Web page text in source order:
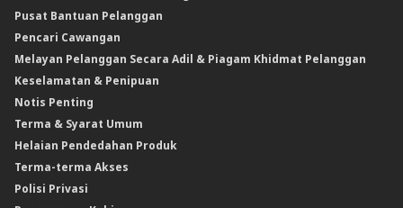
Instrumen Boleh Niaga Islam (INI)
Produk Berstruktur
Produk Berstruktur Islam
Skim Persaraan Swasta (PRS)
Clicks Trader
Instrumen Deposit Boleh Niaga
Unit Amanah Harga Berubah ASNB
Pusat Bantuan Pelanggan
Pencari Cawangan
Melayan Pelanggan Secara Adil & Piagam Khidmat Pelanggan
Keselamatan & Penipuan
Notis Penting
Terma & Syarat Umum
Helaian Pendedahan Produk
Terma-terma Akses
Polisi Privasi